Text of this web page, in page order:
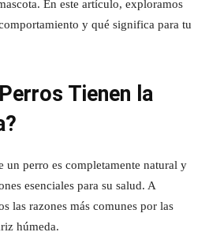
En este artículo, exploramos
y qué significa para tu
Tienen la
un perro es completamente natural y
esenciales para su salud. A
las razones más comunes por las
húmeda.